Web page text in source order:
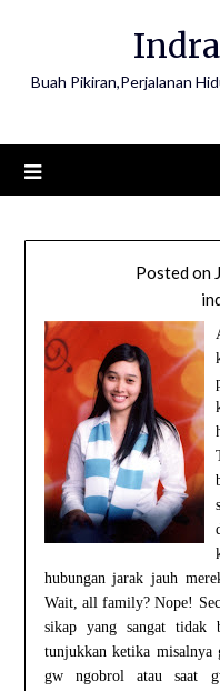
Buah Pikiran,Perjalanan
Posted on
hubungan jarak jauh
Wait, all family? Nope!
sikap yang sangat tidak
tunjukkan ketika misalnya
gw ngobrol atau saat